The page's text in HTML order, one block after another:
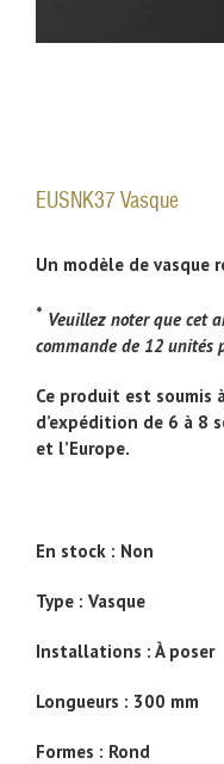
EUSNK37 Vasque
Un modèle de vasque
* Veuillez noter que cet
commande de 12 unités
Ce produit est soumis
d’expédition de 6 à 8
et l’Europe.
En stock : Non
Type : Vasque
Installations : À poser
Longueurs : 300 mm
Formes : Rond